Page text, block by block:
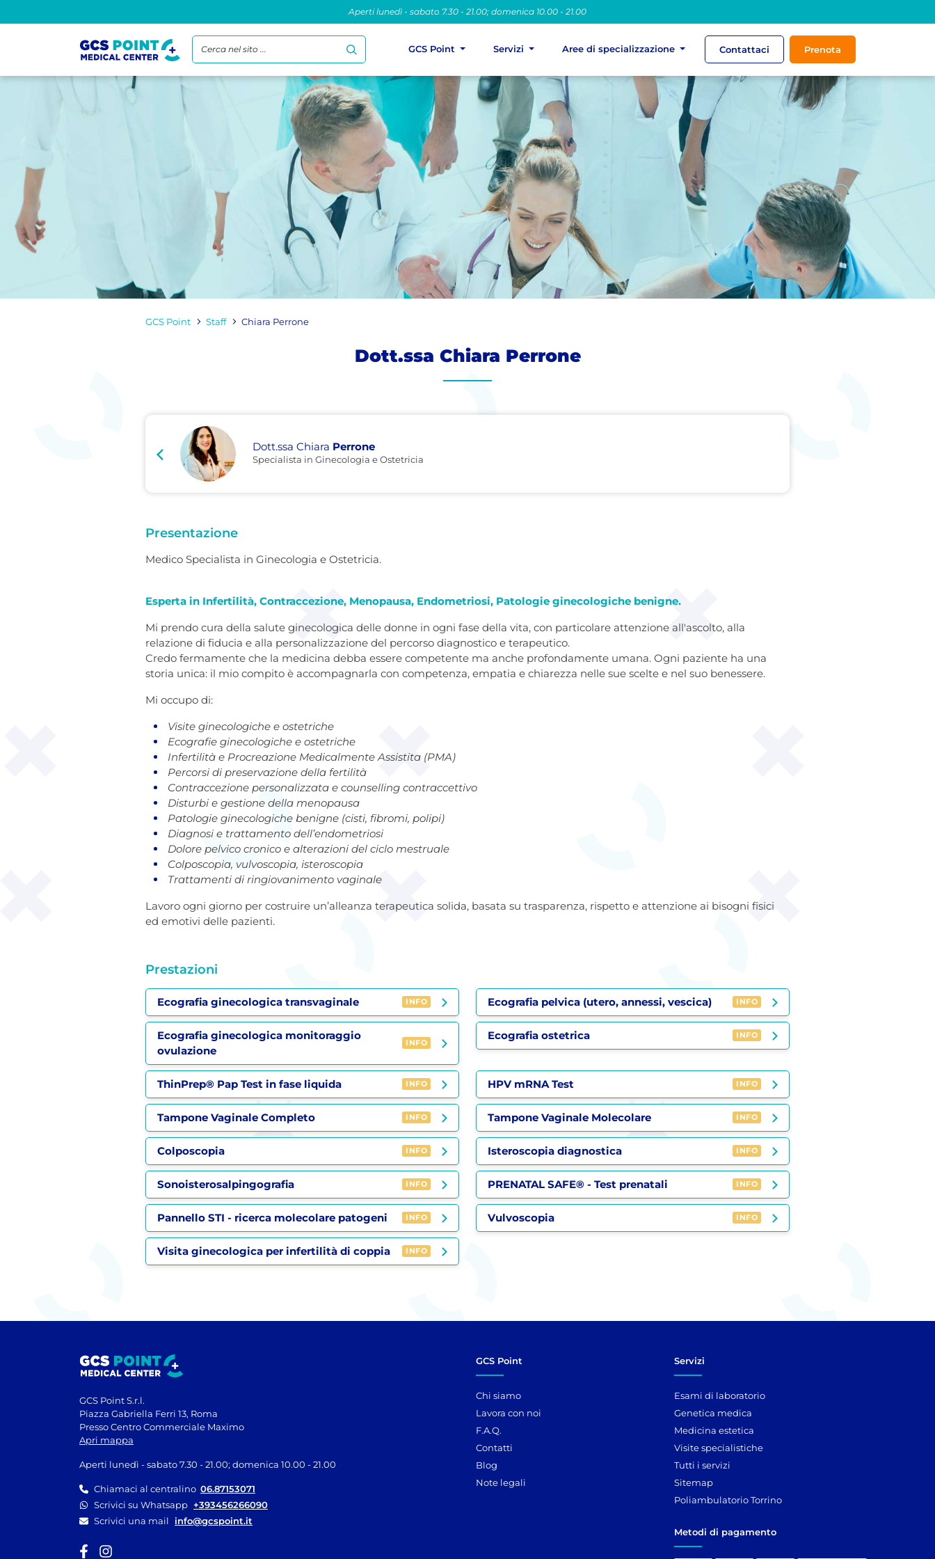
Aperti lunedì - sabato 7.30 - 21.00; domenica 10.00 - 21.00
Cerca nel sito ... GCS Point Servizi Aree di specializzazione Contattaci Prenota
GCS Point Staff Chiara Perrone
Dott.ssa Chiara Perrone
Dott.ssa Chiara Perrone
Specialista in Ginecologia e Ostetricia
Presentazione
Medico Specialista in Ginecologia e Ostetricia.
Esperta in Infertilità, Contraccezione, Menopausa, Endometriosi, Patologie ginecologiche benigne.
Mi prendo cura della salute ginecologica delle donne in ogni fase della vita, con particolare attenzione all'ascolto, alla
relazione di fiducia e alla personalizzazione del percorso diagnostico e terapeutico.
Credo fermamente che la medicina debba essere competente ma anche profondamente umana. Ogni paziente ha una
storia unica: il mio compito è accompagnarla con competenza, empatia e chiarezza nelle sue scelte e nel suo benessere.
Mi occupo di:
Visite ginecologiche e ostetriche
Ecografie ginecologiche e ostetriche
Infertilità e Procreazione Medicalmente Assistita (PMA)
Percorsi di preservazione della fertilità
Contraccezione personalizzata e counselling contraccettivo
Disturbi e gestione della menopausa
Patologie ginecologiche benigne (cisti, fibromi, polipi)
Diagnosi e trattamento dell’endometriosi
Dolore pelvico cronico e alterazioni del ciclo mestruale
Colposcopia, vulvoscopia, isteroscopia
Trattamenti di ringiovanimento vaginale
Lavoro ogni giorno per costruire un’alleanza terapeutica solida, basata su trasparenza, rispetto e attenzione ai bisogni fisici
ed emotivi delle pazienti.
Prestazioni
Ecografia ginecologica transvaginale INFO Ecografia pelvica (utero, annessi, vescica) INFO
Ecografia ginecologica monitoraggio
ovulazione
INFO
Ecografia ostetrica INFO
ThinPrep® Pap Test in fase liquida INFO HPV mRNA Test INFO
Tampone Vaginale Completo INFO Tampone Vaginale Molecolare INFO
Colposcopia INFO Isteroscopia diagnostica INFO
Sonoisterosalpingografia INFO PRENATAL SAFE® - Test prenatali INFO
Pannello STI - ricerca molecolare patogeni INFO Vulvoscopia INFO
Visita ginecologica per infertilità di coppia INFO
GCS Point S.r.l.
Piazza Gabriella Ferri 13, Roma
Presso Centro Commerciale Maximo
Apri mappa
Aperti lunedì - sabato 7.30 - 21.00; domenica 10.00 - 21.00
Chiamaci al centralino 06.87153071
Scrivici su Whatsapp +393456266090
Scrivici una mail
info@gcspoint.it
GCS Point
Chi siamo
Lavora con noi
F.A.Q.
Contatti
Blog
Note legali
Servizi
Esami di laboratorio
Genetica medica
Medicina estetica
Visite specialistiche
Tutti i servizi
Sitemap
Poliambulatorio Torrino
Metodi di pagamento